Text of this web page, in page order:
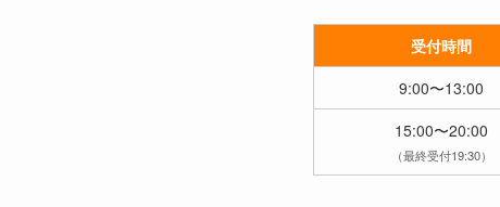
受付時間
9:00〜13:00
15:00〜20:00
（最終受付19:30）